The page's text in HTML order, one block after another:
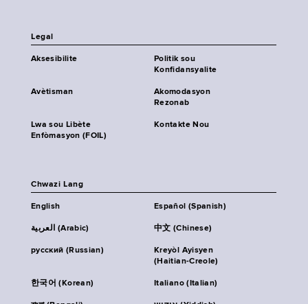
Legal
Aksesibilite
Politik sou
Konfidansyalite
Avètisman
Akomodasyon
Rezonab
Lwa sou Libète
Enfòmasyon (FOIL)
Kontakte Nou
Chwazi Lang
English Español (Spanish)
العربية (Arabic) 中文 (Chinese)
русский (Russian)
Kreyòl Ayisyen
(Haitian-Creole)
한국어 (Korean) Italiano (Italian)